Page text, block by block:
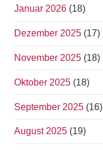
Januar 2026 (18)
Dezember 2025 (17)
November 2025 (18)
Oktober 2025 (18)
September 2025 (16)
August 2025 (19)